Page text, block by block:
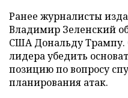
Ранее журналисты
Владимир Зеленский
США Дональду Трампу.
лидера убедить
позицию по вопросу
планирования атак.